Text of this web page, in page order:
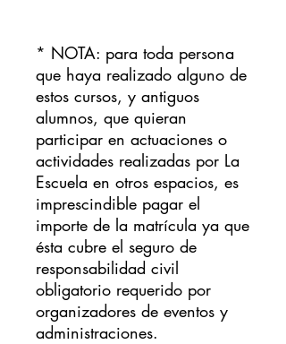
* NOTA: para toda persona
que haya realizado alguno de
estos cursos, y antiguos
alumnos, que quieran
participar en actuaciones o
actividades realizadas por La
Escuela en otros espacios, es
imprescindible pagar el
importe de la matrícula ya que
ésta cubre el seguro de
responsabilidad civil
obligatorio requerido por
organizadores de eventos y
administraciones.